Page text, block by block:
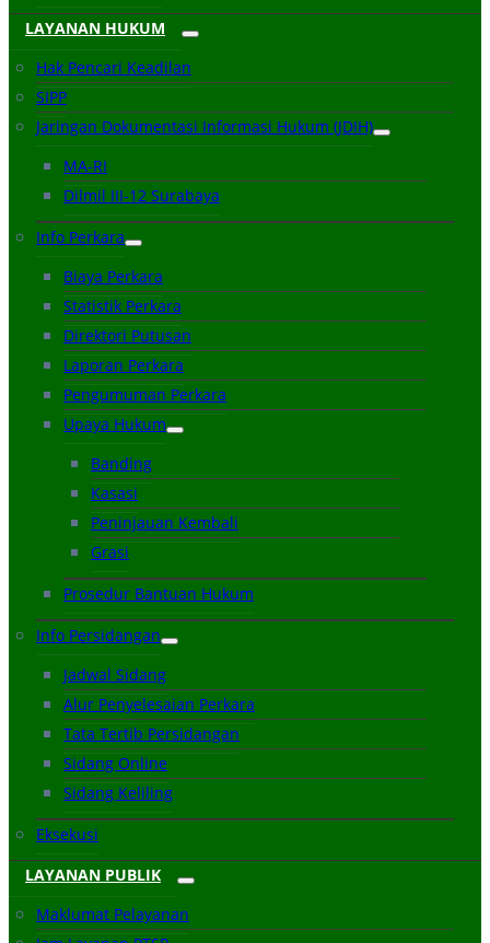
LAYANAN HUKUM
Hak Pencari Keadilan
SIPP
Jaringan Dokumentasi Informasi Hukum (JDIH)
MA-RI
Dilmil III-12 Surabaya
Info Perkara
Biaya Perkara
Statistik Perkara
Direktori Putusan
Laporan Perkara
Pengumuman Perkara
Upaya Hukum
Banding
Kasasi
Peninjauan Kembali
Grasi
Prosedur Bantuan Hukum
Info Persidangan
Jadwal Sidang
Alur Penyelesaian Perkara
Tata Tertib Persidangan
Sidang Online
Sidang Keliling
Eksekusi
LAYANAN PUBLIK
Maklumat Pelayanan